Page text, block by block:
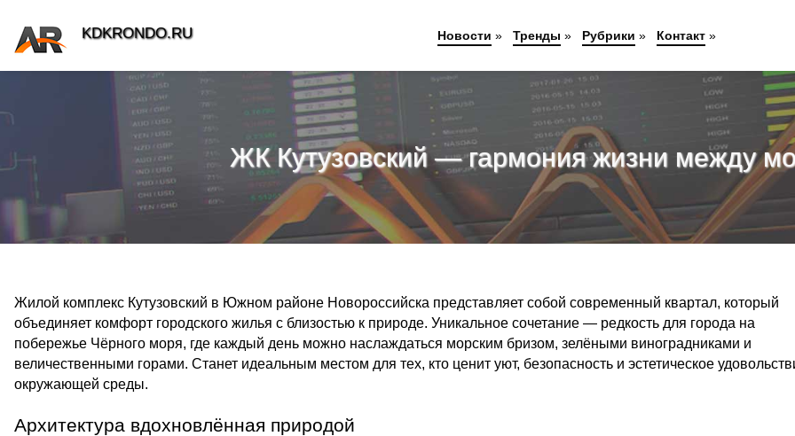
ЖК Кутузовский — гармония жизни между
Жилой комплекс Кутузовский в Южном районе Новороссийска представляет собой современный квартал, который
объединяет комфорт городского жилья с близостью к природе. Уникальное сочетание — редкость для города на
побережье Чёрного моря, где каждый день можно наслаждаться морским бризом, зелёными виноградниками и
величественными горами. Станет идеальным местом для тех, кто ценит уют, безопасность и эстетическое
окружающей среды.
Архитектура вдохновлённая природой
KDKRONDO.RU Новости » Тренды » Рубрики » Контакт»